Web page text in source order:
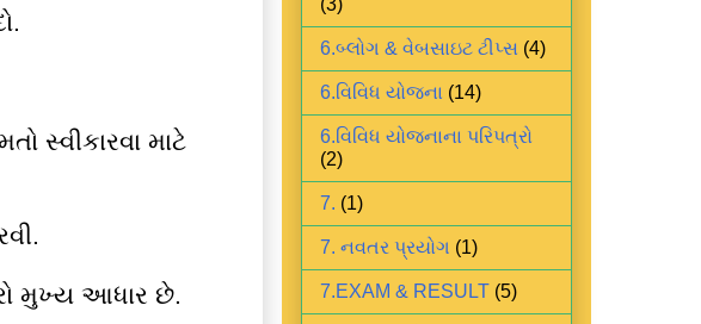
સ્વીકારવા માટે
મુખ્ય આધાર છે.
(3)
6.બ્લોગ & વેબસાઇટ ટીપ્સ (4)
6.વિવિધ યોજના (14)
6.વિવિધ યોજનાના પરિપત્રો
(2)
7. (1)
7. નવતર પ્રયોગ (1)
7.EXAM & RESULT (5)